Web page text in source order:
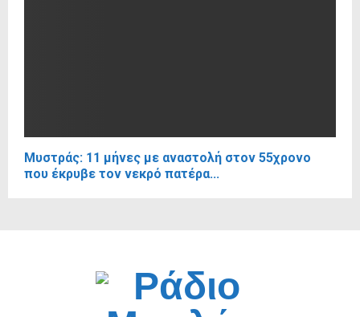
Μυστράς: 11 μήνες με αναστολή στον 55χρονο
που έκρυβε τον νεκρό πατέρα...